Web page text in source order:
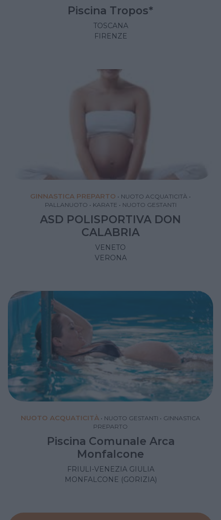
Piscina Tropos*
TOSCANA
FIRENZE
GINNASTICA PREPARTO • NUOTO ACQUATICITÀ •
PALLANUOTO • KARATE • NUOTO GESTANTI
ASD POLISPORTIVA DON
CALABRIA
VENETO
VERONA
NUOTO ACQUATICITÀ • NUOTO GESTANTI • GINNASTICA
PREPARTO
Piscina Comunale Arca
Monfalcone
FRIULI-VENEZIA GIULIA
MONFALCONE (GORIZIA)